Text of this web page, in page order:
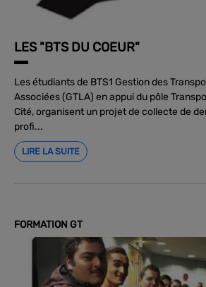
LES "BTS DU COEUR"
Les étudiants de BTS1 Gestion des
Associées (GTLA) en appui du pôle
Cité, organisent un projet de collecte de
profi...
LIRE LA SUITE
FORMATION GT